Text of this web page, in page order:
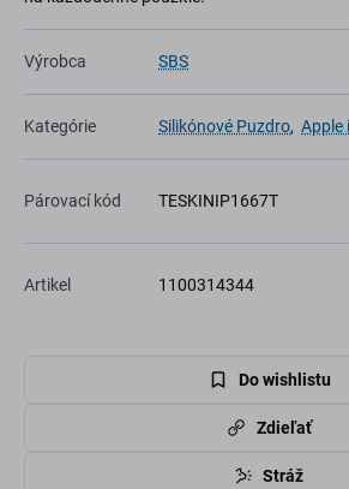
Výrobca SBS
Kategórie Silikónové Puzdro, Apple
Párovací kód TESKINIP1667T
Artikel 1100314344
Do wishlistu
Zdieľať
Stráž